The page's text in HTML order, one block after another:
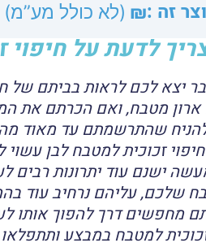
זה :₪ (לא כולל מע”מ)
לדעת על חיפוי
יצא לכם לראות בביתם של
ארון מטבח, ואם הכרתם את
שהתרשמתם עד מאוד
זכוכית למטבח לבן
ישנם עוד יתרונות רבים
שלכם, עליהם נרחיב
מחפשים דרך להפוך אותו
למטבח במבצע